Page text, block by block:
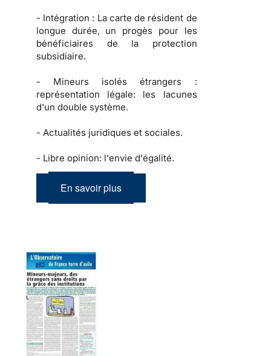
- Intégration : La carte de résident de
longue durée, un progès pour les
bénéficiaires de la protection
subsidiaire.
- Mineurs isolés étrangers :
représentation légale: les lacunes
d'un double système.
- Actualités juridiques et sociales.
- Libre opinion: l'envie d'égalité.
En savoir plus